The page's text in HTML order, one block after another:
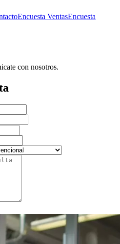
Encuesta VentasEncuesta
con nosotros.